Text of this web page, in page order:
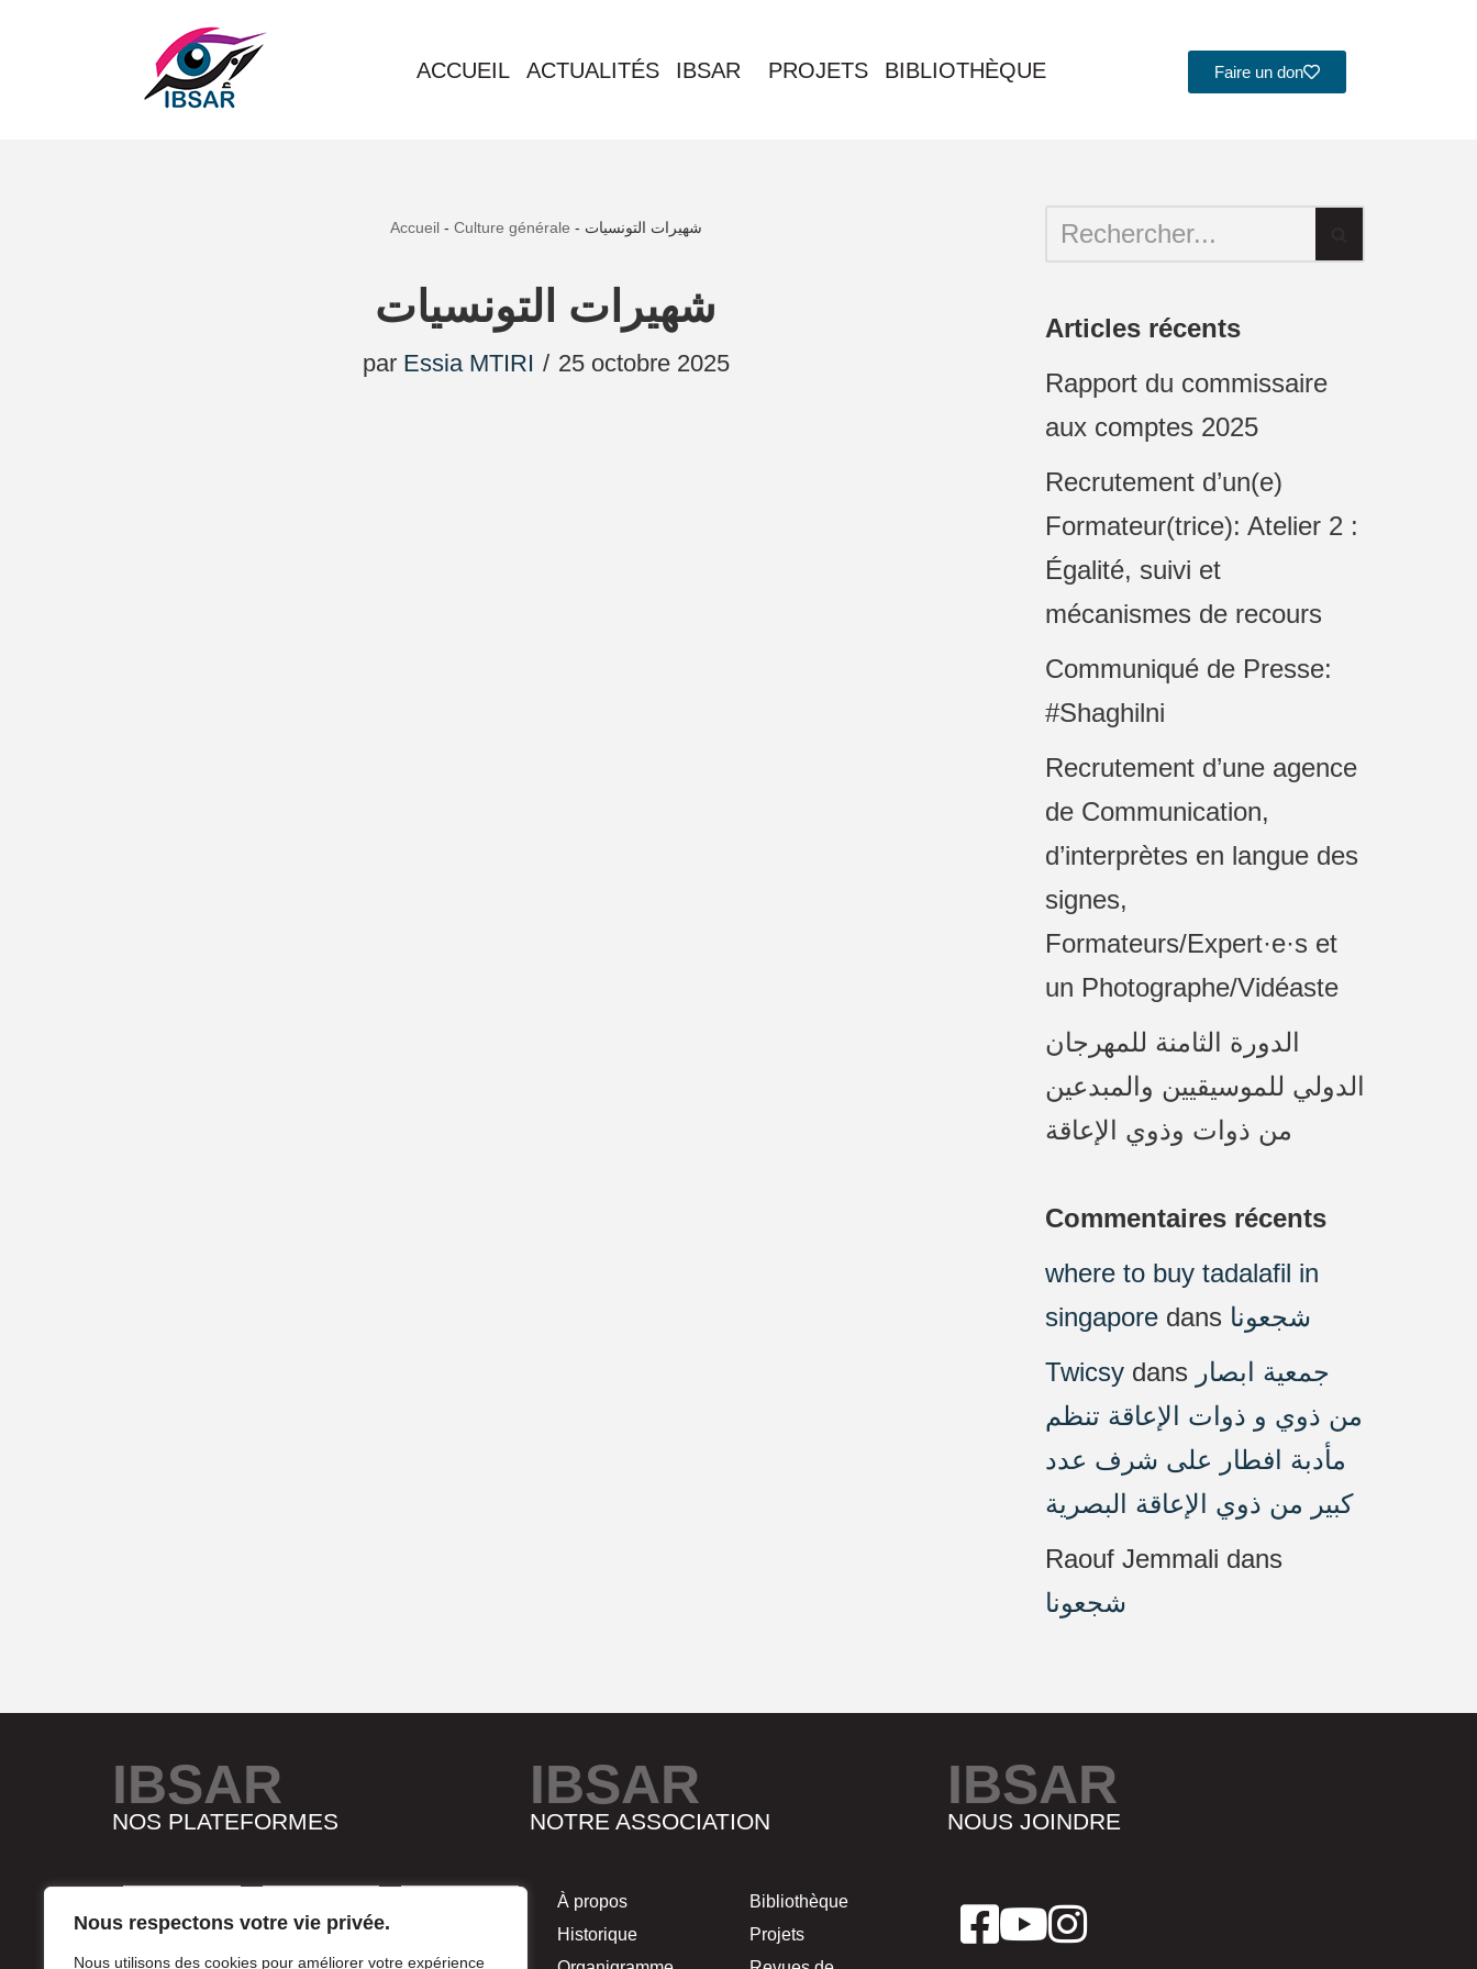
Nous respectons votre vie privée.
Nous utilisons des cookies pour améliorer votre expérience
ACCUEIL ACTUALITÉS IBSAR PROJETS BIBLIOTHÈQUE Faire un don
Accueil- Culture générale - شهيرات التونسيات
شهيرات التونسيات
par Essia MTIRI 25 octobre 2025
Articles récents
Rapport du commissaire
aux comptes 2025
Recrutement d’un(e)
Formateur(trice): Atelier 2 :
Égalité, suivi et
mécanismes de recours
Communiqué de Presse:
#Shaghilni
Recrutement d’une agence
de Communication,
d’interprètes en langue des
signes,
Formateurs/Expert·e·s et
un Photographe/Vidéaste
الدورة الثامنة للمهرجان
الدولي للموسيقيين والمبدعين
من ذوات وذوي الإعاقة
Commentaires récents
where to buy tadalafil in
singapore dans شجعونا
Twicsy dans جمعية ابصار
من ذوي و ذوات الإعاقة تنظم
مأدبة افطار على شرف عدد
كبير من ذوي الإعاقة البصرية
Raouf Jemmali dans
شجعونا
IBSAR
NOS PLATEFORMES
IBSAR
NOTRE ASSOCIATION
À propos
Historique
Bibliothèque
Projets
IBSAR
NOUS JOINDRE